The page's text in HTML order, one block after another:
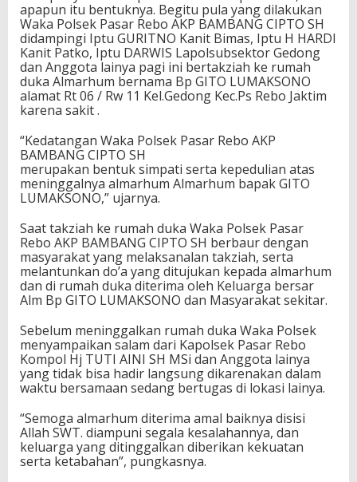
apapun itu bentuknya. Begitu pula yang dilakukan
Waka Polsek Pasar Rebo AKP BAMBANG CIPTO SH
didampingi Iptu GURITNO Kanit Bimas, Iptu H HARDI
Kanit Patko, Iptu DARWIS Lapolsubsektor Gedong
dan Anggota lainya pagi ini bertakziah ke rumah
duka Almarhum bernama Bp GITO LUMAKSONO
alamat Rt 06 / Rw 11 Kel.Gedong Kec.Ps Rebo Jaktim
karena sakit .
“Kedatangan Waka Polsek Pasar Rebo AKP
BAMBANG CIPTO SH
merupakan bentuk simpati serta kepedulian atas
meninggalnya almarhum Almarhum bapak GITO
LUMAKSONO,” ujarnya.
Saat takziah ke rumah duka Waka Polsek Pasar
Rebo AKP BAMBANG CIPTO SH berbaur dengan
masyarakat yang melaksanalan takziah, serta
melantunkan do’a yang ditujukan kepada almarhum
dan di rumah duka diterima oleh Keluarga bersar
Alm Bp GITO LUMAKSONO dan Masyarakat sekitar.
Sebelum meninggalkan rumah duka Waka Polsek
menyampaikan salam dari Kapolsek Pasar Rebo
Kompol Hj TUTI AINI SH MSi dan Anggota lainya
yang tidak bisa hadir langsung dikarenakan dalam
waktu bersamaan sedang bertugas di lokasi lainya.
“Semoga almarhum diterima amal baiknya disisi
Allah SWT. diampuni segala kesalahannya, dan
keluarga yang ditinggalkan diberikan kekuatan
serta ketabahan”, pungkasnya.